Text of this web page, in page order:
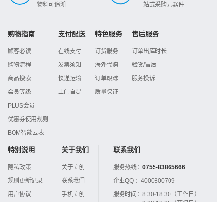
物料可追溯
一站式采购元器件
购物指南
顾客必读
购物流程
商品搜索
会员等级
PLUS会员
优惠券使用规则
BOM智能云表
支付配送
在线支付
发票须知
快递运输
上门自提
特色服务
订货服务
海外代购
订单跟踪
质量保证
售后服务
订单出库时长
验货/售后
服务投诉
特别说明
隐私政策
规则更新记录
用户协议
关于我们
关于立创
联系我们
手机立创
联系我们
服务热线： 0755-83865666
企业QQ ： 4000800709
服务时间： 8:30-18:30（工作日）